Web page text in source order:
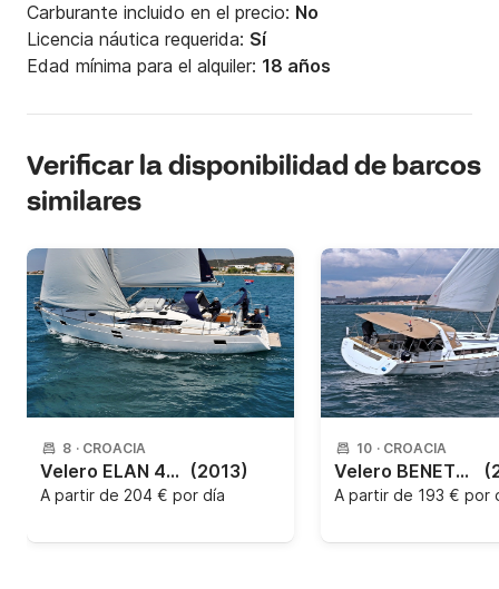
Carburante incluido en el precio: No
Licencia náutica requerida: Sí
Edad mínima para el alquiler: 18 años
Verificar la disponibilidad de barcos
similares
8 · CROACIA
Velero ELAN 444 IMPRESSION 13.85m (2013)
A partir de 204 € por día
10 · CROACIA
Velero BENETEAU OCEANIS 45 13.85m
A partir de 193 € por